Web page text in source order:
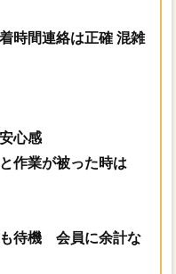
間連絡は正確 混雑
心感
作業が被った時は
待機 会員に余計な